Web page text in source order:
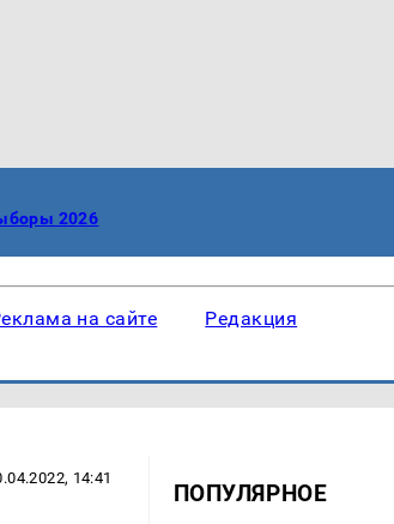
2026
на сайте Редакция
14:41
ПОПУЛЯРНОЕ